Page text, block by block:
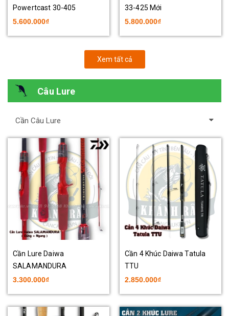
Powertcast 30-405
5.600.000₫
33-425 Mới
5.800.000₫
Xem tất cả
Câu Lure
Cần Câu Lure
Cần Lure Daiwa
SALAMANDURA
3.300.000₫
Cần 4 Khúc Daiwa Tatula
TTU
2.850.000₫